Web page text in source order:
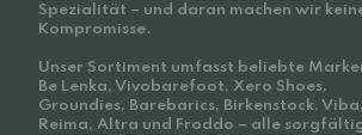
Spezialität – und daran machen wir
Kompromisse.
Unser Sortiment umfasst beliebte
Be Lenka, Vivobarefoot, Xero Shoes,
Groundies, Barebarics, Birkenstock, Viba,
Reima, Altra und Froddo – alle